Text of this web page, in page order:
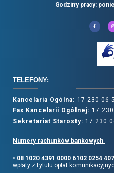
Godziny pracy:
TELEFONY:
Kancelaria Ogólna: 17 230 06
Fax Kancelarii Ogólnej: 17
Sekretariat Starosty: 17 230
Numery rachunków bankowych
• 08 1020 4391 0000 6102 0254
wpłaty z tytułu opłat